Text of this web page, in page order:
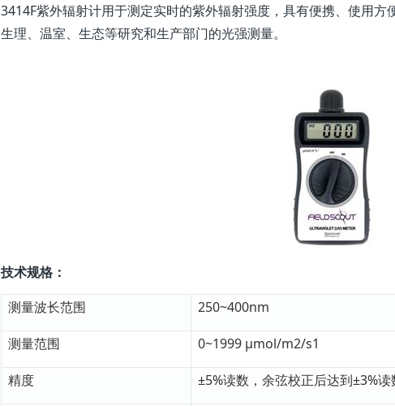
3414F紫外辐射计用于测定实时的紫外辐射强度，具有便携、使用
生理、温室、生态等研究和生产部门的光强测量。
技术规格：
测量波长范围
250~400nm
测量范围 0~1999 µmol/m2/s1
精度 ±5%读数，余弦校正后达到±3%读